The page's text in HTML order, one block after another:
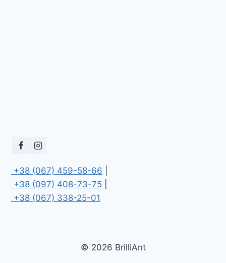
+38 (067) 459-58-66
+38 (097) 408-73-75
+38 (067) 338-25-01
© 2026 BrilliAnt